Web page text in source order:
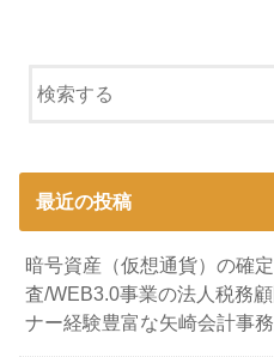
最近の投稿
暗号資産（仮想通貨）の確
査/WEB3.0事業の法人税務
ナー経験豊富な矢崎会計事